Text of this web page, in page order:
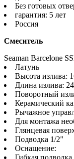
Без готовых
гарантия: 5 лет
Россия
Смеситель
Seaman Barcelone
Латунь
Высота излива:
Длина излива:
Поворотный
Керамический
Рычажное
Для монтажа
Глянцевая
Подводка 1/2"
Оснащение:
Гибкая подводка